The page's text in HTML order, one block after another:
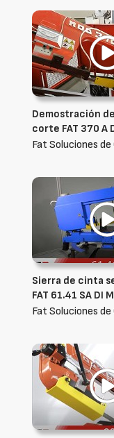
Demostración
corte FAT 370 A
Fat Soluciones
Sierra de cinta
FAT 61.41 SA DI
Fat Soluciones